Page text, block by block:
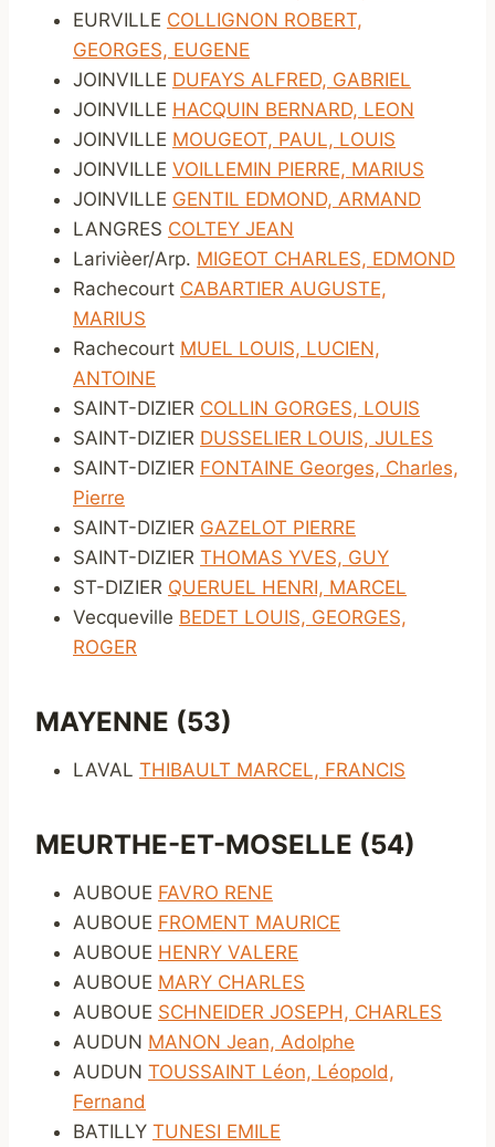
EURVILLE COLLIGNON ROBERT,
GEORGES, EUGENE
JOINVILLE DUFAYS ALFRED, GABRIEL
JOINVILLE HACQUIN BERNARD, LEON
JOINVILLE MOUGEOT, PAUL, LOUIS
JOINVILLE VOILLEMIN PIERRE, MARIUS
JOINVILLE GENTIL EDMOND, ARMAND
LANGRES COLTEY JEAN
Larivièer/Arp. MIGEOT CHARLES, EDMOND
Rachecourt CABARTIER AUGUSTE,
MARIUS
Rachecourt MUEL LOUIS, LUCIEN,
ANTOINE
SAINT-DIZIER COLLIN GORGES, LOUIS
SAINT-DIZIER DUSSELIER LOUIS, JULES
SAINT-DIZIER FONTAINE Georges, Charles,
Pierre
SAINT-DIZIER GAZELOT PIERRE
SAINT-DIZIER THOMAS YVES, GUY
ST-DIZIER QUERUEL HENRI, MARCEL
Vecqueville BEDET LOUIS, GEORGES,
ROGER
MAYENNE (53)
LAVAL THIBAULT MARCEL, FRANCIS
MEURTHE-ET-MOSELLE (54)
AUBOUE FAVRO RENE
AUBOUE FROMENT MAURICE
AUBOUE HENRY VALERE
AUBOUE MARY CHARLES
AUBOUE SCHNEIDER JOSEPH, CHARLES
AUDUN MANON Jean, Adolphe
AUDUN TOUSSAINT Léon, Léopold,
Fernand
BATILLY TUNESI EMILE